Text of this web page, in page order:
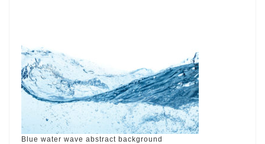
Blue water wave abstract background